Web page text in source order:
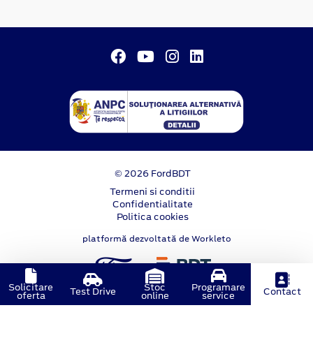
© 2026 FordBDT
Termeni si conditii
Confidentialitate
Politica cookies
platformă dezvoltată de Workleto
Solicitare
oferta Test Drive Stoc
online
Programare
service Contact